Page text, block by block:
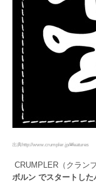
出典http://www.crumpler.jp/#features
CRUMPLER（クラン
ボルン でスタートした